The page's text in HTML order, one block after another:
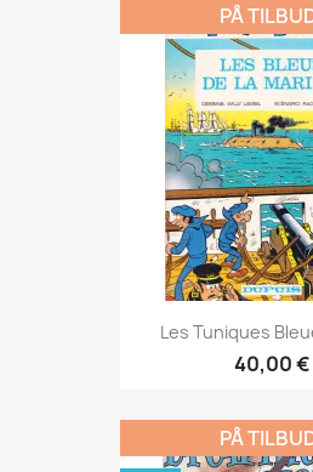
Les Tuniques
40,00 €
PÅ
PÅ